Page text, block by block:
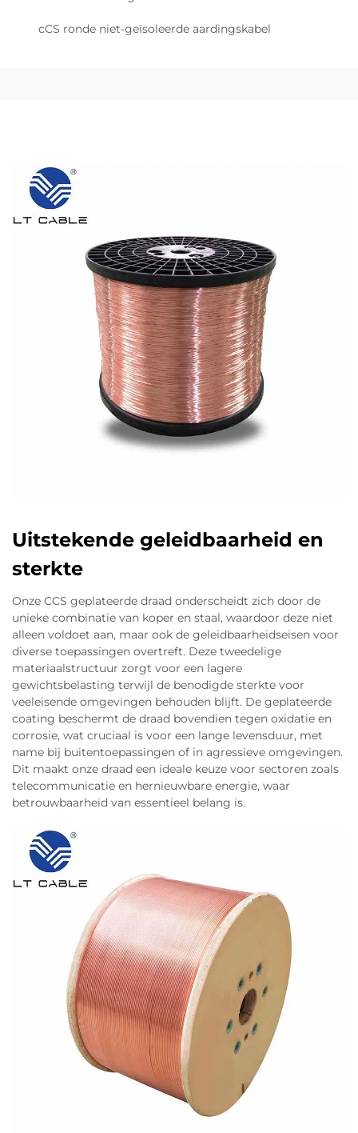
cCS ronde niet-geïsoleerde aardingskabel
Uitstekende geleidbaarheid en
sterkte
Onze CCS geplateerde draad onderscheidt zich door de
unieke combinatie van koper en staal, waardoor deze niet
alleen voldoet aan, maar ook de geleidbaarheidseisen voor
diverse toepassingen overtreft. Deze tweedelige
materiaalstructuur zorgt voor een lagere
gewichtsbelasting terwijl de benodigde sterkte voor
veeleisende omgevingen behouden blijft. De geplateerde
coating beschermt de draad bovendien tegen oxidatie en
corrosie, wat cruciaal is voor een lange levensduur, met
name bij buitentoepassingen of in agressieve omgevingen.
Dit maakt onze draad een ideale keuze voor sectoren zoals
telecommunicatie en hernieuwbare energie, waar
betrouwbaarheid van essentieel belang is.